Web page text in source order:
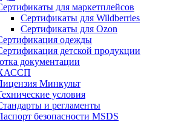
для маркетплейсов
Сертификаты для Wildberries
Сертификаты для Ozon
одежды
детской продукции
документации
Минкульт
условия
и регламенты
безопасности MSDS